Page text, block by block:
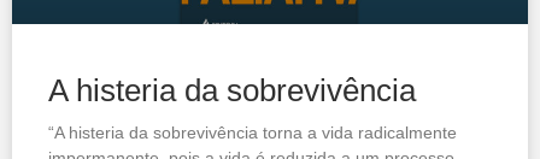
A histeria da sobrevivência
“A histeria da sobrevivência torna a vida radicalmente